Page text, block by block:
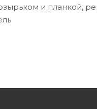
и планкой,